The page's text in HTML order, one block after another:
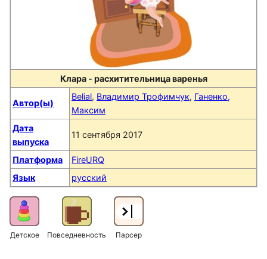
Клара - расхитительница варенья
Автор(ы)
Belial, Владимир Трофимчук, Ганенко,
Максим
Дата
выпуска
11 сентября 2017
Платформа
FireURQ
Язык
русский
Детское Повседневность Парсер